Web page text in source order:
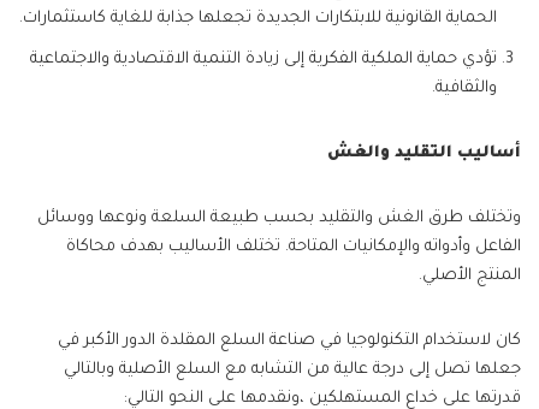
الحماية القانونية للابتكارات الجديدة تجعلها جذابة للغاية كاستثمارات.
تؤدي حماية الملكية الفكرية إلى زيادة التنمية الاقتصادية والاجتماعية
والثقافية.
أساليب التقليد والغش
وتختلف طرق الغش والتقليد بحسب طبيعة السلعة ونوعها ووسائل
الفاعل وأدواته والإمكانيات المتاحة. تختلف الأساليب بهدف محاكاة
المنتج الأصلي.
كان لاستخدام التكنولوجيا في صناعة السلع المقلدة الدور الأكبر في
جعلها تصل إلى درجة عالية من التشابه مع السلع الأصلية وبالتالي
قدرتها على خداع المستهلكين ،ونقدمها على النحو التالي: